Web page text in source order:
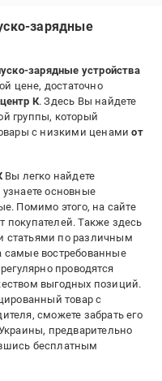
зарядные
зарядные устройства
цене, достаточно
К. Здесь Вы найдете
группы, который
с низкими ценамиот
Вы легко найдете
основные
Помимо этого, на сайте
Также здесь
статьями по различным
самые востребованные
проводятся
выгодных позиций.
товар с
сможете забрать его
предварительно
бесплатным